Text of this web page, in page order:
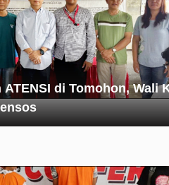
di Tomohon, Wali